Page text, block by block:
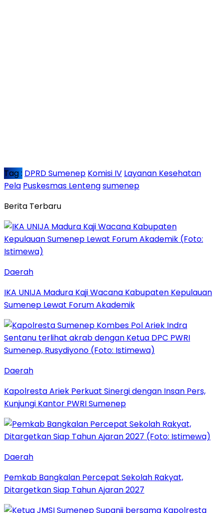
Tag : DPRD Sumenep Komisi IV Layanan Kesehatan
Pela Puskesmas Lentengsumenep
Berita Terbaru
Daerah
IKA UNIJA Madura Kaji Wacana Kabupaten Kepulauan
Sumenep Lewat Forum Akademik
Daerah
Kapolresta Ariek Perkuat Sinergi dengan Insan Pers,
Kunjungi Kantor PWRI Sumenep
Daerah
Pemkab Bangkalan Percepat Sekolah Rakyat,
Ditargetkan Siap Tahun Ajaran 2027